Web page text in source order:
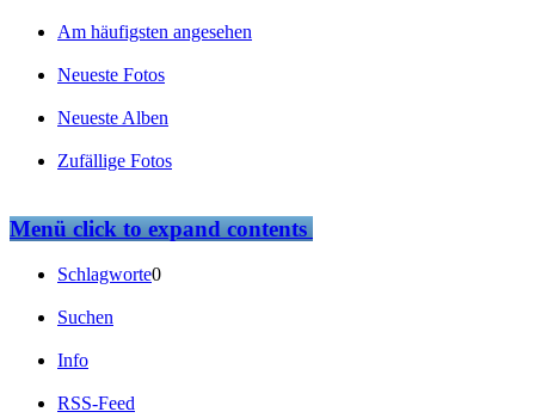
Am häufigsten angesehen
Neueste Fotos
Neueste Alben
Zufällige Fotos
Menüclick to expand contents
Schlagworte0
Suchen
Info
RSS-Feed